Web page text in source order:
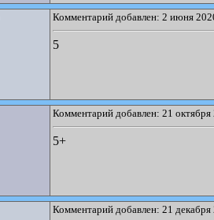
Комментарий добавлен: 2 июня
5
Комментарий добавлен: 21
5+
Комментарий добавлен: 21